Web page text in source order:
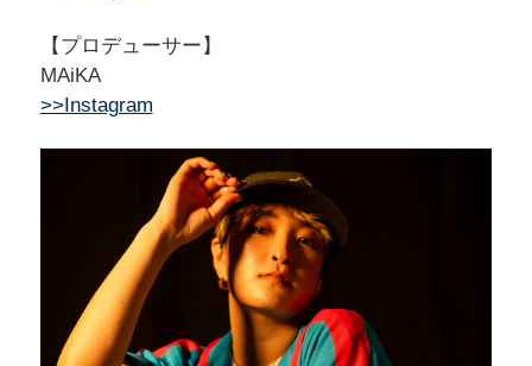
【プロデューサー】
MAiKA
>>Instagram